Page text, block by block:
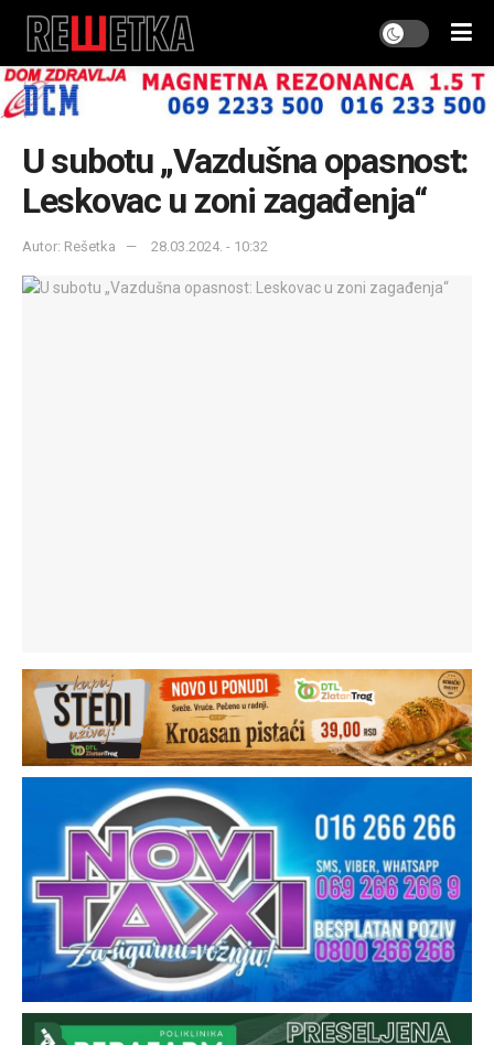
U subotu „Vazdušna opasnost:
Leskovac u zoni zagađenja“
Autor: Rešetka 28.03.2024. - 10:32